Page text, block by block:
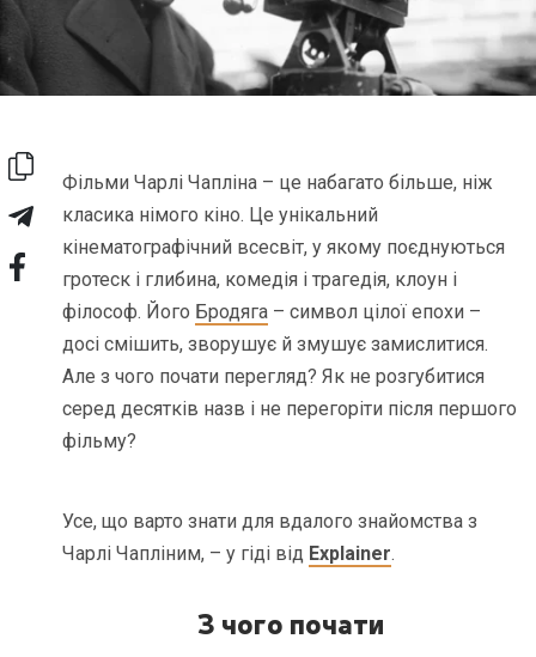
Фільми Чарлі Чапліна – це набагато більше, ніж
класика німого кіно. Це унікальний
кінематографічний всесвіт, у якому поєднуються
гротеск і глибина, комедія і трагедія, клоун і
філософ. Його Бродяга – символ цілої епохи –
досі смішить, зворушує й змушує замислитися.
Але з чого почати перегляд? Як не розгубитися
серед десятків назв і не перегоріти після першого
фільму?
Усе, що варто знати для вдалого знайомства з
Чарлі Чапліним, – у гіді від Explainer.
З чого почати